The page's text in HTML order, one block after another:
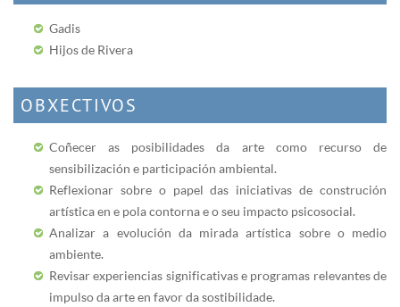
Gadis
Hijos de Rivera
OBXECTIVOS
Coñecer as posibilidades da arte como recurso de
sensibilización e participación ambiental.
Reflexionar sobre o papel das iniciativas de construción
artística en e pola contorna e o seu impacto psicosocial.
Analizar a evolución da mirada artística sobre o medio
ambiente.
Revisar experiencias significativas e programas relevantes de
impulso da arte en favor da sostibilidade.